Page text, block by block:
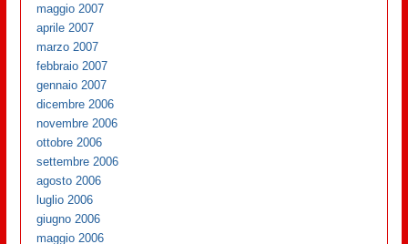
maggio 2007
aprile 2007
marzo 2007
febbraio 2007
gennaio 2007
dicembre 2006
novembre 2006
ottobre 2006
settembre 2006
agosto 2006
luglio 2006
giugno 2006
maggio 2006